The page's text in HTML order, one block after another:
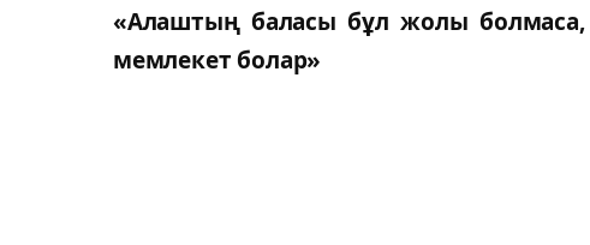
«Алаштың баласы бұл жолы болмаса,
мемлекет болар»